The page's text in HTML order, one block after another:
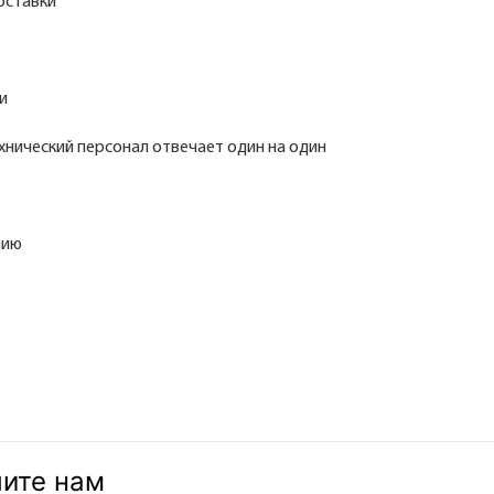
персонал отвечает один на один
нам